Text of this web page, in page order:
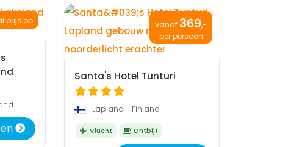
prijs op vanaf 369,-
per persoon
Santa's Hotel Tunturi
Lapland - Finland
Vlucht Ontbijt